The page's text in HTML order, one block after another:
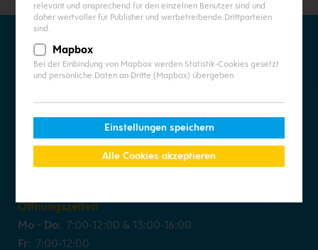
Meissl GmbH
Passauerstraße 20/A-4722
Peuerbach
+43 7276 2377 /F+43 7276 2377 -
office@meissl-peuerbach.at
Anfahrt/Facebook
Öffnungszeiten
Mo - Do: 7:00-12:00 & 13:00-16:00
Fr: 7:00-12:00
relevant und ansprechend für den einzelnen Benutzer sind und
daher wertvoller für Publisher und werbetreibende Drittparteien
sind.
Mapbox
Bei der Einbindung von Mapbox werden Statistik-Cookies gesetzt
und persönliche Daten an Dritte (Mapbox) übergeben.
Einstellungen speichern
Alle Cookies akzeptieren